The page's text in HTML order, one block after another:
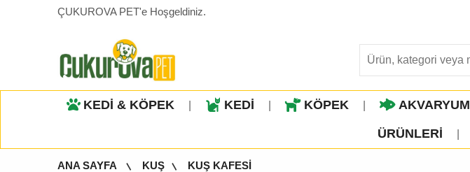
ÇUKUROVA PET'e Hoşgeldiniz.
KEDİ & KÖPEK KEDİ KÖPEK AKVARYUM
ÜRÜNLERI
ANA SAYFA KUŞ KUŞ KAFESİ